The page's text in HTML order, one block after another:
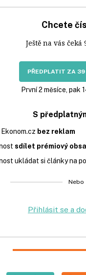
Chcete
Ještě na vás čeká
PŘEDPLATIT ZA
První 2 měsíce, pak
S
Ekonom.cz bez reklam
sdílet prémiový
ukládat si články na
Nebo
Přihlásit se a